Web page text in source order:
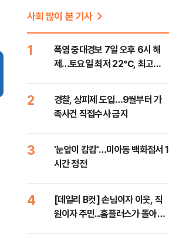
사회 많이 본 기사
1
폭염 중대경보 7일 오후 6시 해
제…토요일 최저 22℃, 최고
2
경찰, 상피제 도입…9월부터 가
족사건 직접수사 금지
3
'눈앞이 캄캄'…미아동 백화점서 1
시간 정전
4
[데일리 B컷] 손님이자 이웃, 직
원이자 주민...홈플러스가 돌아왔